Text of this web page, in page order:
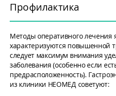
Профилактика
Методы оперативного лечения
характеризуются повышенной
следует максимум внимания
заболевания (особенно если
предрасположенность).
из клиники НЕОМЕД советуют: